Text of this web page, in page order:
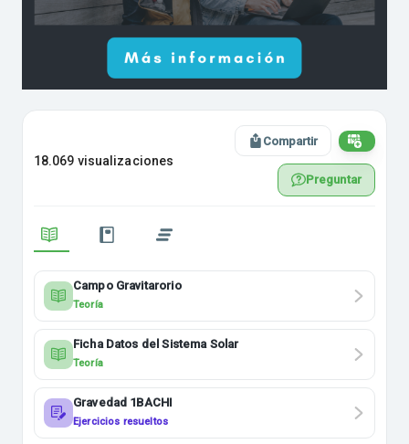
18.069 visualizaciones
Compartir
Preguntar
Campo Gravitarorio
Teoría
Ficha Datos del Sistema Solar
Teoría
Gravedad 1BACHI
Ejercicios resueltos